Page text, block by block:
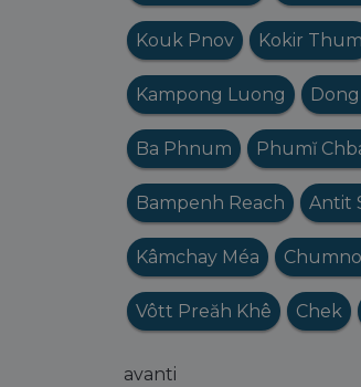
Kouk Pnov Kokir Thum
Kampong Luong
Ba Phnum Phumĭ
Bampenh Reach Antit
Kâmchay Méa
Vôtt Preăh Khê Chek
avanti